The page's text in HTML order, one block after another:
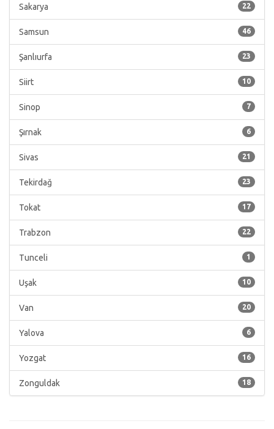
22
Sakarya
46
Samsun
23
Şanlıurfa
10
Siirt
7
Sinop
6
Şırnak
21
Sivas
23
Tekirdağ
17
Tokat
22
Trabzon
1
Tunceli
10
Uşak
20
Van
6
Yalova
16
Yozgat
18
Zonguldak